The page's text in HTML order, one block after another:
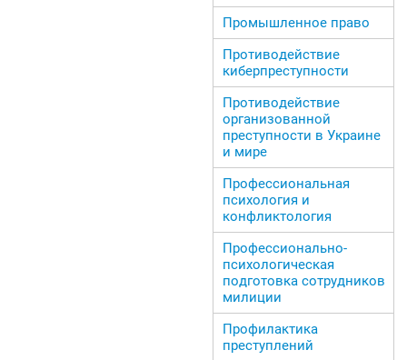
Промышленное право
Противодействие
киберпреступности
Противодействие
организованной
преступности в Украине
и мире
Профессиональная
психология и
конфликтология
Профессионально-
психологическая
подготовка сотрудников
милиции
Профилактика
преступлений